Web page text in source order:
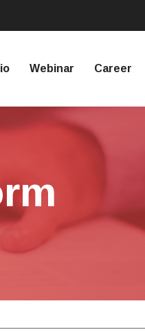
Webinar Career